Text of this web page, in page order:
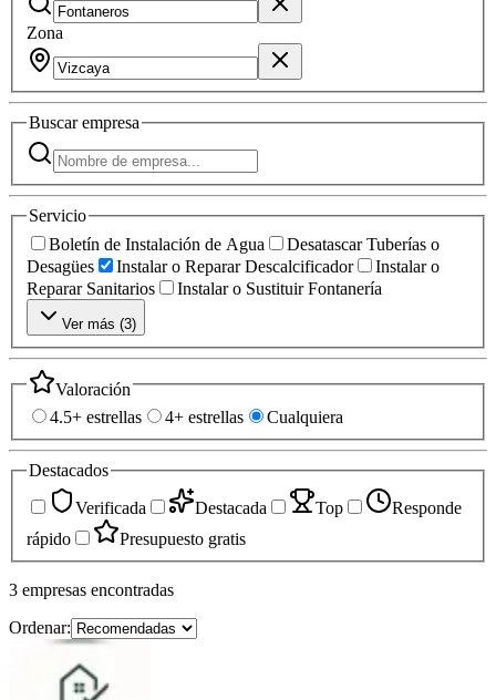
Zona
Buscarempresa
Servicio
Boletín de Instalación de Agua
Desatascar Tuberías o
Desagües
Instalar o Reparar Descalcificador
Instalar o
Reparar Sanitarios
Instalar o Sustituir Fontanería
Ver más (3)
Valoración
4.5+ estrellas
4+ estrellas Cualquiera
Destacados
Verificada
Destacada Top
Responde
rápido
Presupuesto gratis
3 empresas encontradas
Ordenar: